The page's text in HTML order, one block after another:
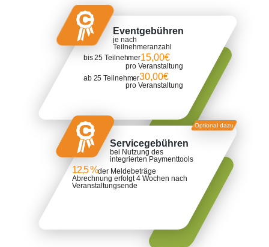
Eventgebühren
je nach
Teilnehmeranzahl
bis 25 Teilnehmer15,00€
pro Veranstaltung
ab 25 Teilnehmer30,00€
pro Veranstaltung
Optional dazu
Servicegebühren
bei Nutzung des
integrierten Paymenttools
12,5 %der Meldebeträge
Abrechnung erfolgt 4 Wochen nach
Veranstaltungsende